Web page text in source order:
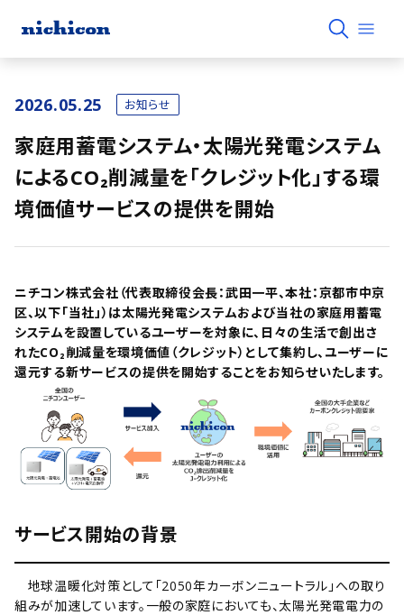
2026.05.25 お知らせ
家庭用蓄電システム・太陽光発電システム
によるCO₂削減量を「クレジット化」する環
境価値サービスの提供を開始
ニチコン株式会社（代表取締役会長：武田一平、本社：京都市中京
区、以下「当社」）は太陽光発電システムおよび当社の家庭用蓄電
システムを設置しているユーザーを対象に、日々の生活で創出さ
れたCO₂削減量を環境価値（クレジット）として集約し、ユーザーに
還元する新サービスの提供を開始することをお知らせいたします。
サービス開始の背景
地球温暖化対策として「2050年カーボンニュートラル」への取り
組みが加速しています。一般の家庭においても、太陽光発電電力の